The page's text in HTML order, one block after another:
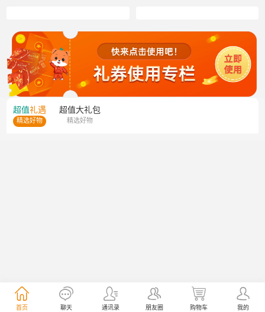
超值礼遇
精选好物
超值大礼包
精选好物
首页 聊天 通讯录 朋友圈 购物车 我的